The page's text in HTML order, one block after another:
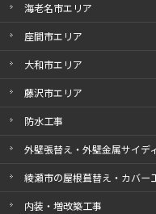
海老名市エリア
座間市エリア
大和市エリア
藤沢市エリア
防水工事
外壁張替え・外壁金属サイデ
綾瀬市の屋根葺替え・カバー
内装・増改築工事